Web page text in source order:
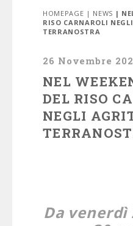
HOMEPAGE | NEWS |
RISO CARNAROLI
TERRANOSTRA
26 Novembre
NEL
DEL RISO
NEGLI
Da venerdì